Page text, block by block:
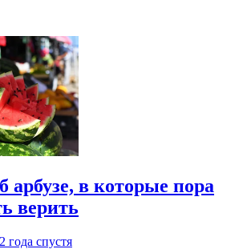
в которые пора
верить
2 года спустя